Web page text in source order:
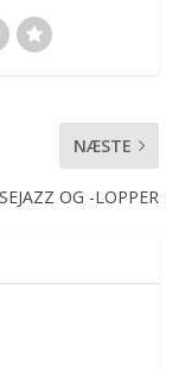
NÆSTE
OG -LOPPER